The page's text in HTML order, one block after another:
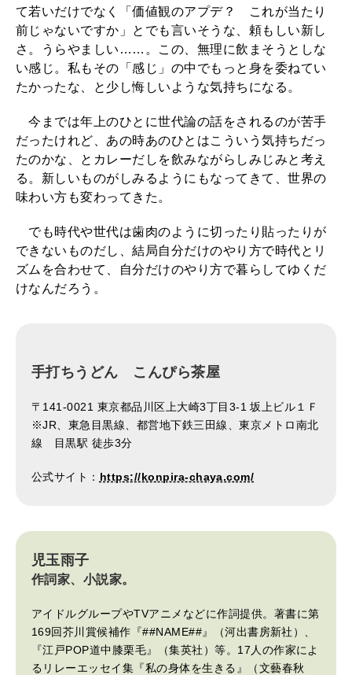
て若いだけでなく「価値観のアプデ？ これが当たり
前じゃないですか」とでも言いそうな、頼もしい新し
さ。うらやましい……。この、無理に飲まそうとしな
い感じ。私もその「感じ」の中でもっと身を委ねてい
たかったな、と少し悔しいような気持ちになる。
今までは年上のひとに世代論の話をされるのが苦手
だったけれど、あの時あのひとはこういう気持ちだっ
たのかな、とカレーだしを飲みながらしみじみと考え
る。新しいものがしみるようにもなってきて、世界の
味わい方も変わってきた。
でも時代や世代は歯肉のように切ったり貼ったりが
できないものだし、結局自分だけのやり方で時代とリ
ズムを合わせて、自分だけのやり方で暮らしてゆくだ
けなんだろう。
手打ちうどん こんぴら茶屋
〒141-0021 東京都品川区上大崎3丁目3-1 坂上ビル１Ｆ
※JR、東急目黒線、都営地下鉄三田線、東京メトロ南北
線 目黒駅 徒歩3分
公式サイト： https://konpira-chaya.com/
児玉雨子
作詞家、小説家。
アイドルグループやTVアニメなどに作詞提供。著書に第
169回芥川賞候補作『##NAME##』（河出書房新社）、
『江戸POP道中膝栗毛』（集英社）等。17人の作家によ
るリレーエッセイ集『私の身体を生きる』（文藝春秋